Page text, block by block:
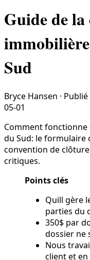
Guide de
Sud
Bryce Hansen · Publié
05-01
Comment
du Sud: le formulaire
convention de
critiques.
Points clés
Quill gère
parties du
350$ par
dossier ne
Nous
client et